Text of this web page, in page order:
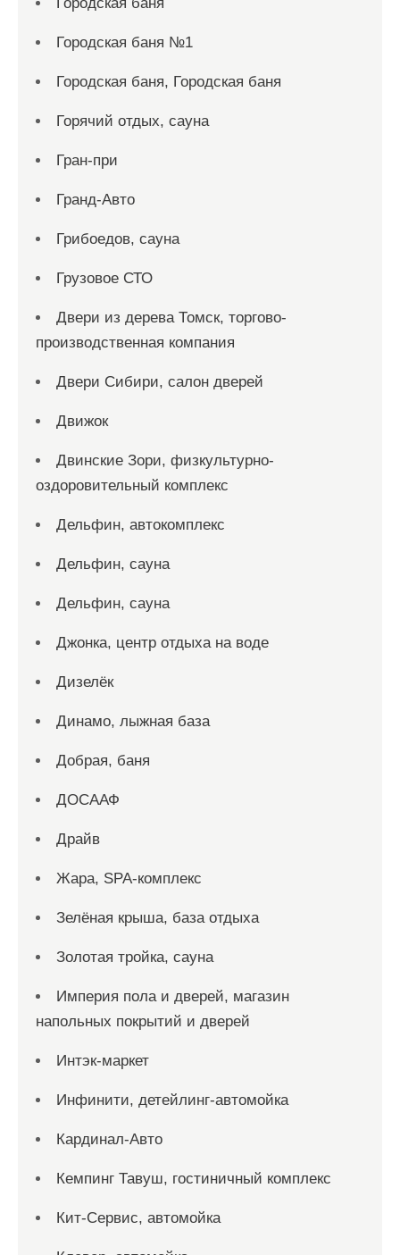
Городская баня №1
Городская баня, Городская баня
Горячий отдых, сауна
Гран-при
Гранд-Авто
Грибоедов, сауна
Грузовое СТО
Двери из дерева Томск, торгово-
производственная компания
Двери Сибири, салон дверей
Движок
Двинские Зори, физкультурно-
оздоровительный комплекс
Дельфин, автокомплекс
Дельфин, сауна
Дельфин, сауна
Джонка, центр отдыха на воде
Дизелёк
Динамо, лыжная база
Добрая, баня
ДОСААФ
Драйв
Жара, SPA-комплекс
Зелёная крыша, база отдыха
Золотая тройка, сауна
Империя пола и дверей, магазин
напольных покрытий и дверей
Интэк-маркет
Инфинити, детейлинг-автомойка
Кардинал-Авто
Кемпинг Тавуш, гостиничный комплекс
Кит-Сервис, автомойка